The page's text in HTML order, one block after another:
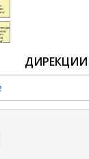
ДИРЕКЦИИ